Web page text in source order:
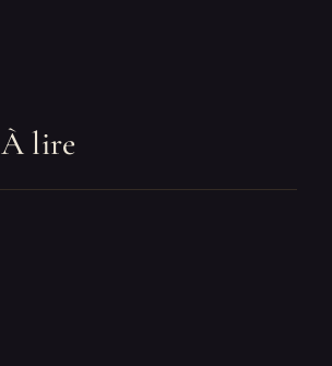
À lire